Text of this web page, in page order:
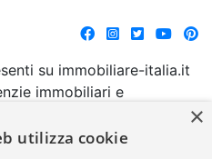
su immobiliare-italia.it
immobiliari e
l'avallo da parte di
×
utilizza cookie